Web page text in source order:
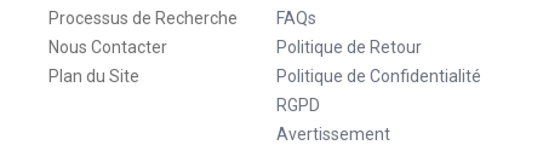
Processus de Recherche
Nous Contacter
Plan du Site
FAQs
Politique de Retour
Politique de Confidentialité
RGPD
Avertissement